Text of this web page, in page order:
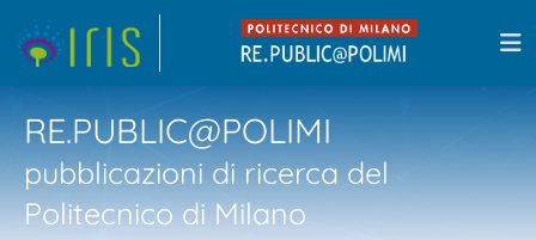
RE.PUBLIC@POLIMI
pubblicazioni di ricerca del
Politecnico di Milano